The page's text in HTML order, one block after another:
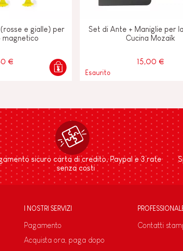
e gialle) per
magnetico
€
Set di Ante + Maniglie per
Cucina Mozaïk
15,00 €
Esaurito
sicuro carta di credito, Paypal e 3 rate
senza costi
I NOSTRI SERVIZI
Pagamento
Acquista ora, paga dopo
Contatti